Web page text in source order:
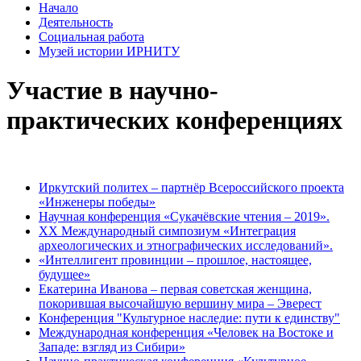
Начало
Деятельность
Социальная работа
Музей истории ИРНИТУ
Участие в научно-
практических конференциях
Иркутский политех – партнёр Всероссийского проекта
«Инженеры победы»
Научная конференция «Сукачёвские чтения – 2019».
XX Международный симпозиум «Интеграция
археологических и этнографических исследований».
«Интеллигент провинции – прошлое, настоящее,
будущее»
Екатерина Иванова – первая советская женщина,
покорившая высочайшую вершину мира – Эверест
Конференция "Культурное наследие: пути к единству"
Международная конференция «Человек на Востоке и
Западе: взгляд из Сибири»